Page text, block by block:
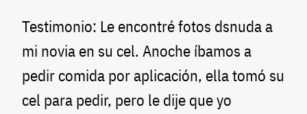
Testimonio: Le encontré fotos dsnuda a
mi novia en su cel. Anoche íbamos a
pedir comida por aplicación, ella tomó su
cel para pedir, pero le dije que yo